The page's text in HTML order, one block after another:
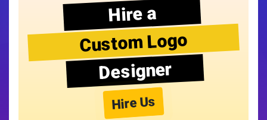
Hire a
Custom Logo
Designer
Hire Us